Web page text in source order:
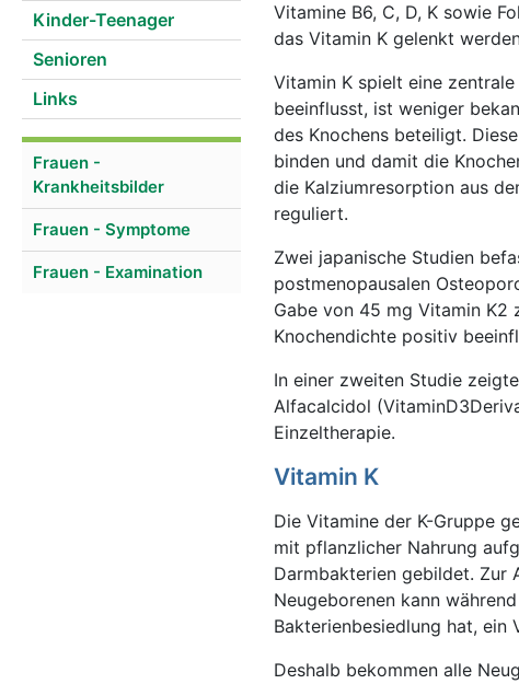
Kinder-Teenager
Senioren
Links
Frauen -
Krankheitsbilder
Frauen - Symptome
Frauen - Examination
Vitamine B6, C, D, K sowie
das Vitamin K gelenkt
Vitamin K spielt eine
beeinflusst, ist weniger
des Knochens beteiligt.
binden und damit die
die Kalziumresorption aus
reguliert.
Zwei japanische Studien
postmenopausalen
Gabe von 45 mg Vitamin K2
Knochendichte positiv
In einer zweiten Studie
Alfacalcidol
Einzeltherapie.
Vitamin K
Die Vitamine der K-Gruppe
mit pflanzlicher Nahrung
Darmbakterien gebildet. Zur
Neugeborenen kann
Bakterienbesiedlung hat, ein
Deshalb bekommen alle